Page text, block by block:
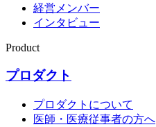
経営メンバー
インタビュー
Product
プロダクト
プロダクトについて
医師・医療従事者の方へ